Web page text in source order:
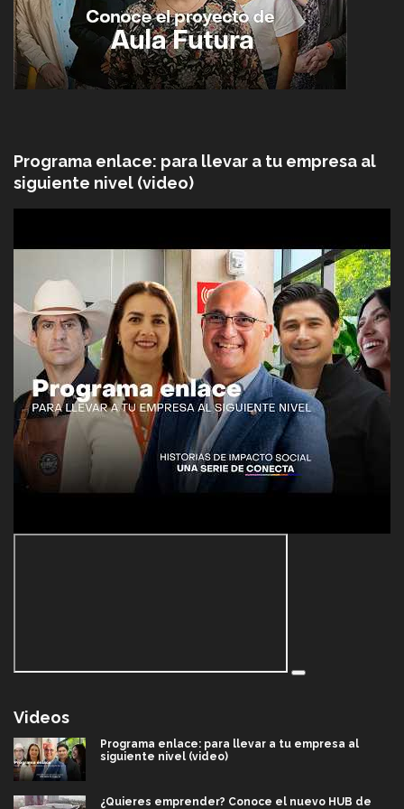
Programa enlace: para llevar a tu empresa al
siguiente nivel (video)
Videos
Programa enlace: para llevar a tu empresa al
siguiente nivel (video)
¿Quieres emprender? Conoce el nuevo HUB de